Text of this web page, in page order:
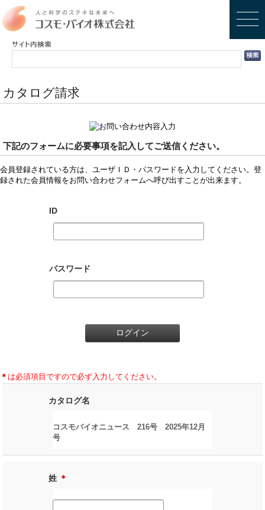
カタログ請求
下記のフォームに必要事項を記入してご送信ください。
会員登録されている方は、ユーザＩＤ・パスワードを入力してください。登
録された会員情報をお問い合わせフォームへ呼び出すことが出来ます。
ID
パスワード
＊ は必須項目ですので必ず入力してください。
カタログ名
コスモバイオニュース 216号 2025年12月
号
姓 ＊